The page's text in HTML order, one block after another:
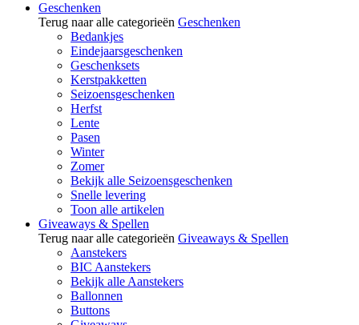
Geschenken
Terug naar alle categorieën Geschenken
Bedankjes
Eindejaarsgeschenken
Geschenksets
Kerstpakketten
Seizoensgeschenken
Herfst
Lente
Pasen
Winter
Zomer
Bekijk alle Seizoensgeschenken
Snelle levering
Toon alle artikelen
Giveaways & Spellen
Terug naar alle categorieën Giveaways & Spellen
Aanstekers
BIC Aanstekers
Bekijk alle Aanstekers
Ballonnen
Buttons